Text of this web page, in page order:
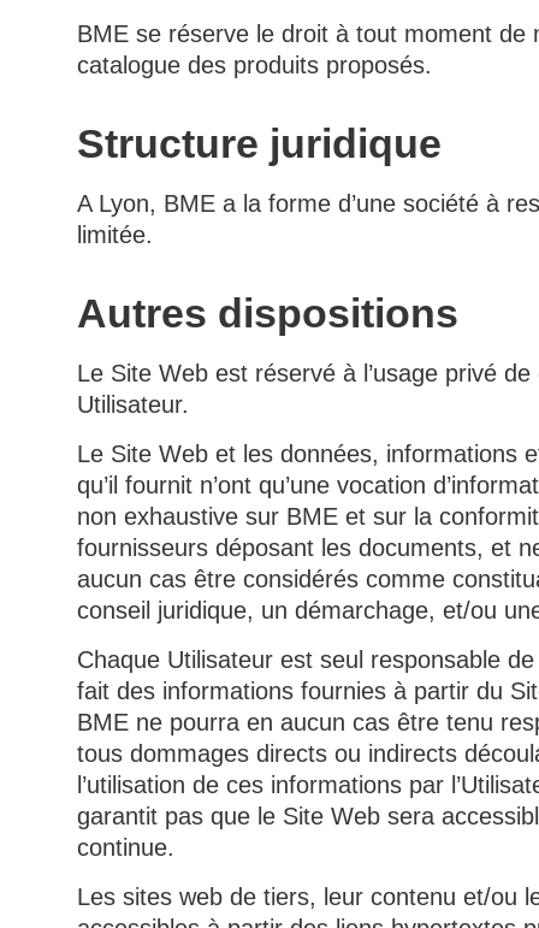
BME se réserve le droit à tout moment de
catalogue des produits proposés.
Structure juridique
A Lyon, BME a la forme d’une société à
limitée.
Autres dispositions
Le Site Web est réservé à l’usage privé de
Utilisateur.
Le Site Web et les données, informations
qu’il fournit n’ont qu’une vocation
non exhaustive sur BME et sur la
fournisseurs déposant les documents, et
aucun cas être considérés comme
conseil juridique, un démarchage, et/ou
Chaque Utilisateur est seul responsable de
fait des informations fournies à partir du
BME ne pourra en aucun cas être tenu
tous dommages directs ou indirects
l’utilisation de ces informations par
garantit pas que le Site Web sera
continue.
Les sites web de tiers, leur contenu et/ou